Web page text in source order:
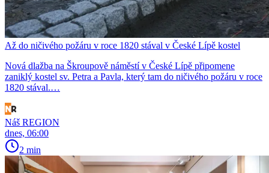
Až do ničivého požáru v roce 1820 stával v České Lípě kostel
Nová dlažba na Škroupově náměstí v České Lípě připomene
zaniklý kostel sv. Petra a Pavla, který tam do ničivého požáru v roce
1820 stával.…
Náš REGION
dnes, 06:00
2 min